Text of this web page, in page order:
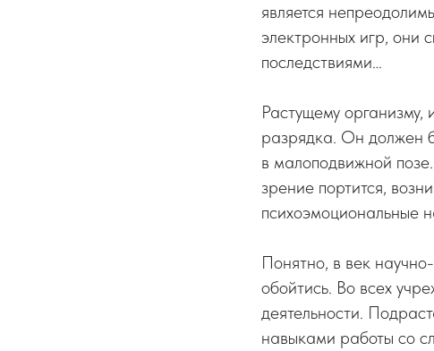
является
электронных игр, они
последствиями…
Растущему
разрядка. Он должен
в малоподвижной
зрение портится,
психоэмоциональные
Понятно, в век
обойтись. Во всех
деятельности.
навыками работы со